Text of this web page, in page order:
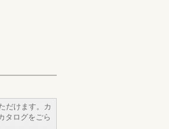
だけます。カ
タログをごら